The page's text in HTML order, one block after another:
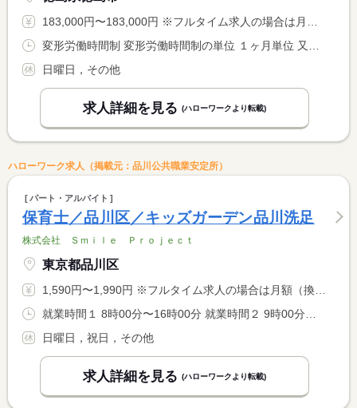
183,000円〜183,000円 ※フルタイム求人の場合は月額（換算額）、パート求人の場合は時間額を表示しています。
日曜日，その他
求人詳細を見る (ハローワークより転載)
ハローワーク求人（掲載元：品川公共職業安定所）
パート・アルバイト
保育士／品川区／キッズガーデン品川洗足
株式会社 Ｓｍｉｌｅ Ｐｒｏｊｅｃｔ
東京都品川区
1,590円〜1,990円 ※フルタイム求人の場合は月額（換算額）、パート求人の場合は時間額を表示しています。
日曜日，祝日，その他
求人詳細を見る (ハローワークより転載)